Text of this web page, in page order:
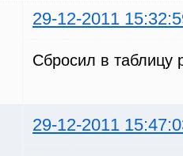
29-12-2011
Сбросил в таблицу
29-12-2011